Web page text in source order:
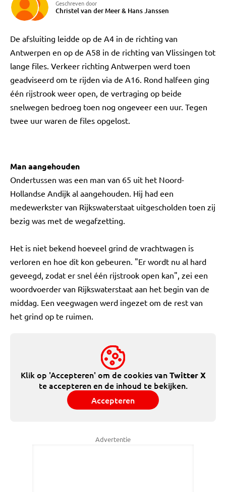
Geschreven door
Christel van der Meer& Hans Janssen
De afsluiting leidde op de A4 in de richting van
Antwerpen en op de A58 in de richting van Vlissingen tot
lange files. Verkeer richting Antwerpen werd toen
geadviseerd om te rijden via de A16. Rond halfeen ging
één rijstrook weer open, de vertraging op beide
snelwegen bedroeg toen nog ongeveer een uur. Tegen
twee uur waren de files opgelost.
Man aangehouden
Ondertussen was een man van 65 uit het Noord-
Hollandse Andijk al aangehouden. Hij had een
medewerkster van Rijkswaterstaat uitgescholden toen zij
bezig was met de wegafzetting.
Het is niet bekend hoeveel grind de vrachtwagen is
verloren en hoe dit kon gebeuren. "Er wordt nu al hard
geveegd, zodat er snel één rijstrook open kan", zei een
woordvoerder van Rijkswaterstaat aan het begin van de
middag. Een veegwagen werd ingezet om de rest van
het grind op te ruimen.
Klik op 'Accepteren' om de cookies vanTwitter X
te accepteren en de inhoud te bekijken.
Accepteren
Advertentie